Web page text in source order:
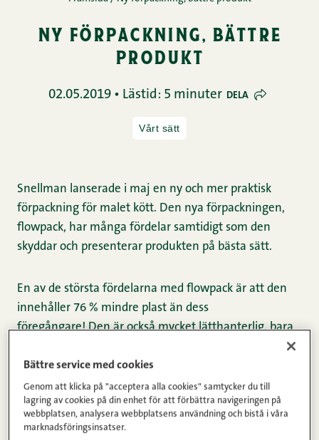
ny förpackning, bättre
produkt
02.05.2019 • Lästid: 5 minuter DELA
Vårt sätt
Snellman lanserade i maj en ny och mer praktisk
förpackning för malet kött. Den nya förpackningen,
flowpack, har många fördelar samtidigt som den
skyddar och presenterar produkten på bästa sätt.
En av de största fördelarna med flowpack är att den
innehåller 76 % mindre plast än dess
föregångare! Den är också mycket lätthanterlig, bara
göra sig av med och tar betydligt mindre utrymme i
soporna. Den tar också mindre utrymme i
butikshyllan, matkassen och kylen. Den är dessutom
mycket effektivare i logistik och transport. Även om
Bättre service med cookies
Genom att klicka på "acceptera alla cookies" samtycker du till
lagring av cookies på din enhet för att förbättra navigeringen på
webbplatsen, analysera webbplatsens användning och bistå i våra
marknadsföringsinsatser.